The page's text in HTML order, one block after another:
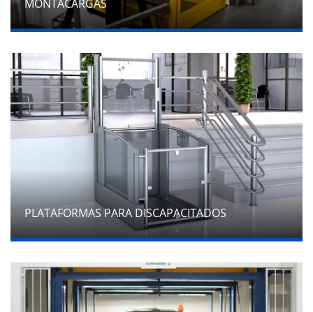
MONTACARGAS
PLATAFORMAS PARA DISCAPACITADOS